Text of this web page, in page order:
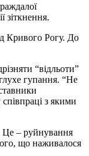
зіткнення.
Кривого Рогу. До
“відльоти”
гупання. “Не
співпраці з якими
Це – руйнування
що наживалося